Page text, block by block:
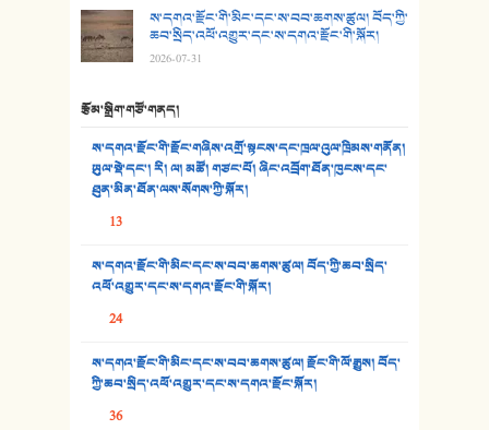
30. སི་ལིང་འབྲི་མོ། - ཕན་ཐོག
31. ཕ་ཡུལ་ཡར་ཀླུང་།
32. ཨ་མ།
33. འཛོམས་པའི་ལམ།
34. ཉི་མ་སེམས་ལ་ཞོག་དང་། - ཟླ་སྒྲོན།
36. ཟླ་གཞོན་སྙན་དབྱངས། - ཟླ་སྒྲོན།
38. ཡབ་ཡུམ། - ཟླ་སྒྲོན།
ས་དགའ་རྫོང་གི་མིང་དང་ས་བབ་ཆགས་ཚུལ། བོད་ཀྱི་
ཆབ་སྲིད་འཕོ་འགྱུར་དང་ས་དགའ་རྫོང་གི་སྐོར།
2026-07-31
རྩོམ་སྒྲིག་གཙོ་གནད།
ས་དགའ་རྫོང་གི་རྫོང་གཞིས་འགྲོ་སྟངས་དང་ཁྲལ་འུལ་ཁྲིམས་གནོན།
ཡུལ་སྡེ་དང་། རི། ལ། མཚོ། གཙང་པོ། ཞིང་འབྲོག་ཐོན་ཁུངས་དང་
ཐུན་མིན་ཐོན་ལས་སོགས་ཀྱི་སྐོར།
13
ས་དགའ་རྫོང་གི་མིང་དང་ས་བབ་ཆགས་ཚུལ། བོད་ཀྱི་ཆབ་སྲིད་
འཕོ་འགྱུར་དང་ས་དགའ་རྫོང་གི་སྐོར།
24
ས་དགའ་རྫོང་གི་མིང་དང་ས་བབ་ཆགས་ཚུལ། རྫོང་གི་ལོ་རྒྱུས། བོད་
ཀྱི་ཆབ་སྲིད་འཕོ་འགྱུར་དང་ས་དགའ་རྫོང་སྐོར།
36